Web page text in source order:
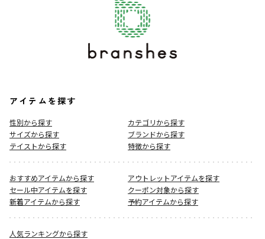
アイテムを探す
性別から探す
カテゴリから探す
サイズから探す
ブランドから探す
テイストから探す
特徴から探す
おすすめアイテムから探す
アウトレットアイテムを探す
セール中アイテムを探す
クーポン対象から探す
新着アイテムから探す
予約アイテムから探す
人気ランキングから探す